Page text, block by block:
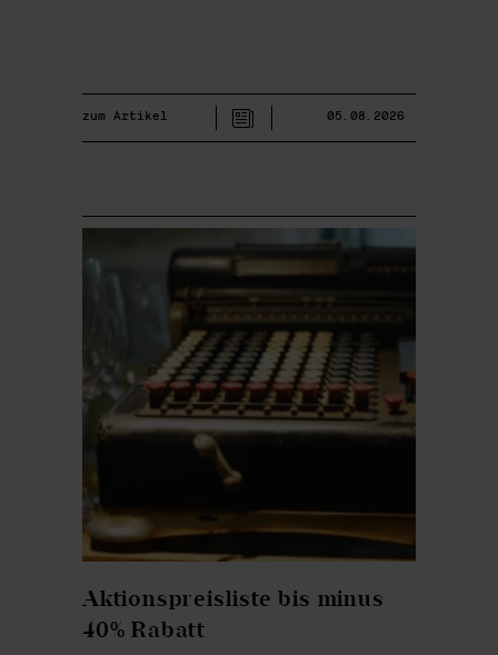
zum Artikel 05.08.2026
Aktionspreisliste bis minus
40% Rabatt